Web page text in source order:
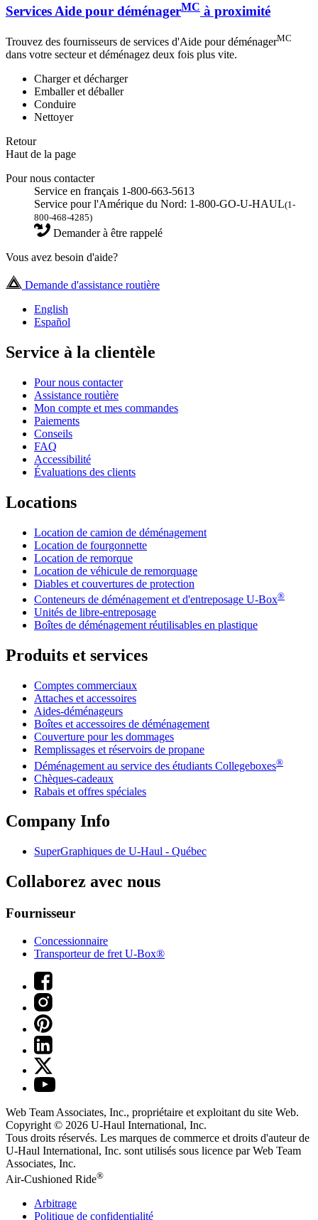
Services Aide pour déménagerMC à proximité
Trouvez des fournisseurs de services d'Aide pour déménagerMC
dans votre secteur et déménagez deux fois plus vite.
Charger et décharger
Emballer et déballer
Conduire
Nettoyer
Retour
Haut de la page
Pour nous contacter
Service en français 1-800-663-5613
Service pour l'Amérique du Nord: 1-800-GO-U-HAUL(1-
800-468-4285)
Demander à être rappelé
Vous avez besoin d'aide?
Demande d'assistance routière
English
Español
Service à la clientèle
Pour nous contacter
Assistance routière
Mon compte et mes commandes
Paiements
Conseils
FAQ
Accessibilité
Évaluations des clients
Locations
Location de camion de déménagement
Location de fourgonnette
Location de remorque
Location de véhicule de remorquage
Diables et couvertures de protection
Conteneurs de déménagement et d'entreposage U-Box®
Unités de libre-entreposage
Boîtes de déménagement réutilisables en plastique
Produits et services
Comptes commerciaux
Attaches et accessoires
Aides-déménageurs
Boîtes et accessoires de déménagement
Couverture pour les dommages
Remplissages et réservoirs de propane
Déménagement au service des étudiants Collegeboxes®
Chèques-cadeaux
Rabais et offres spéciales
Company Info
SuperGraphiques de U-Haul - Québec
Collaborez avec nous
Fournisseur
Concessionnaire
Transporteur de fret U-Box®
Web Team Associates, Inc., propriétaire et exploitant du site Web.
Copyright © 2026 U-Haul International, Inc.
Tous droits réservés. Les marques de commerce et droits d'auteur de
U-Haul International, Inc. sont utilisés sous licence par Web Team
Associates, Inc.
Air-Cushioned Ride®
Arbitrage
Politique de confidentialité